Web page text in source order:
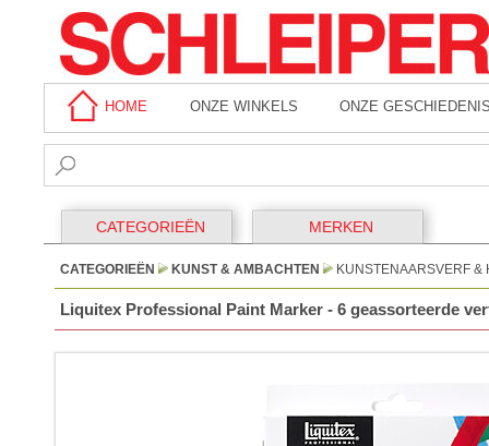
HOME ONZE WINKELS ONZE
CATEGORIEËN MERKEN
CATEGORIEËN KUNST & AMBACHTEN KUNSTENAARSVERF &
Liquitex Professional Paint Marker - 6 geassorteerde